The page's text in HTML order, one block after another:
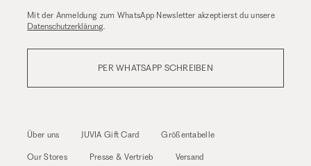
Mit der Anmeldung zum WhatsApp Newsletter akzeptierst du unsere
Datenschutzerklärung.
PER WHATSAPP SCHREIBEN
Über uns JUVIA Gift Card Größentabelle
Our Stores Presse & Vertrieb Versand